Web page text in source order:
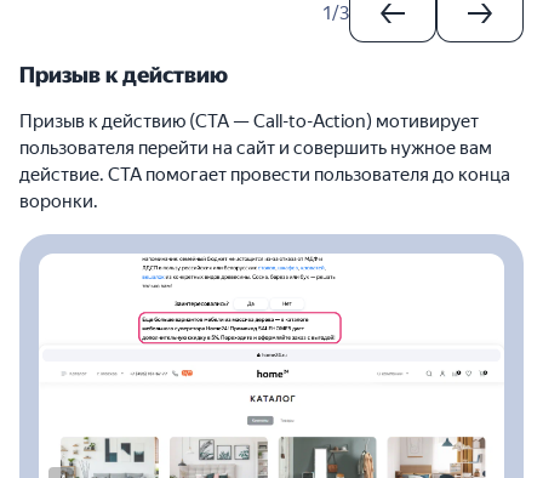
1/3
Призыв к действию
Призыв к действию (CTA — Call-to-Action) мотивирует
пользователя перейти на сайт и совершить нужное вам
действие. CTA помогает провести пользователя до конца
воронки.